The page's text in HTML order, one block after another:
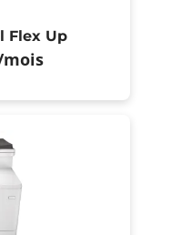
Flex Up